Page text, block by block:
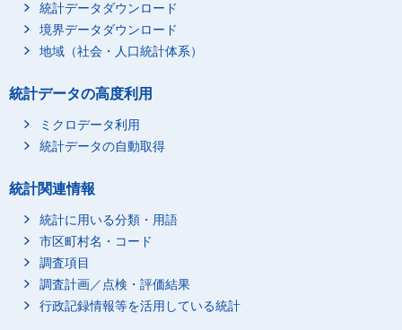
統計データダウンロード
境界データダウンロード
地域（社会・人口統計体系）
統計データの高度利用
ミクロデータ利用
統計データの自動取得
統計関連情報
統計に用いる分類・用語
市区町村名・コード
調査項目
調査計画／点検・評価結果
行政記録情報等を活用している統計